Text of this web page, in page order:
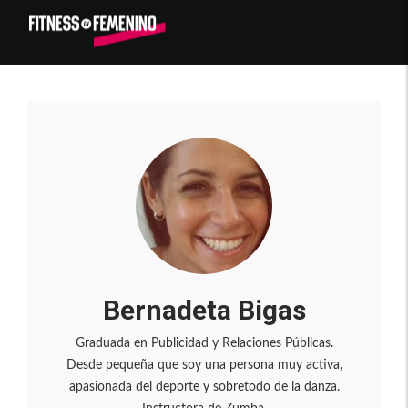
Bernadeta Bigas
Graduada en Publicidad y Relaciones Públicas.
Desde pequeña que soy una persona muy activa,
apasionada del deporte y sobretodo de la danza.